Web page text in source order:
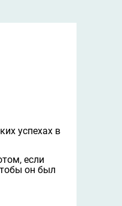
успехах в
если
он был